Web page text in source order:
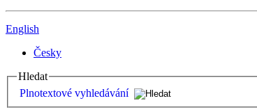
English
Česky
Hledat
Plnotextové vyhledávání